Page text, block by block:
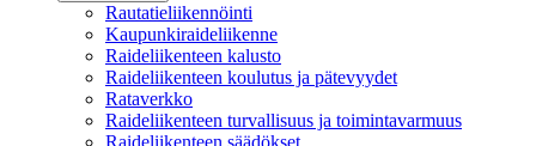
Rautatieliikennöinti
Kaupunkiraideliikenne
Raideliikenteen kalusto
Raideliikenteen koulutus ja pätevyydet
Rataverkko
Raideliikenteen turvallisuus ja toimintavarmuus
Raideliikenteen säädökset